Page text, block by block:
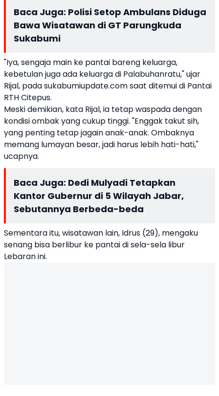
Baca Juga: Polisi Setop Ambulans Diduga
Bawa Wisatawan di GT Parungkuda
Sukabumi
"Iya, sengaja main ke pantai bareng keluarga,
kebetulan juga ada keluarga di Palabuhanratu," ujar
Rijal, pada sukabumiupdate.com saat ditemui di Pantai
RTH Citepus.
Meski demikian, kata Rijal, ia tetap waspada dengan
kondisi ombak yang cukup tinggi. "Enggak takut sih,
yang penting tetap jagain anak-anak. Ombaknya
memang lumayan besar, jadi harus lebih hati-hati,"
ucapnya.
Baca Juga: Dedi Mulyadi Tetapkan
Kantor Gubernur di 5 Wilayah Jabar,
Sebutannya Berbeda-beda
Sementara itu, wisatawan lain, Idrus (29), mengaku
senang bisa berlibur ke pantai di sela-sela libur
Lebaran ini.